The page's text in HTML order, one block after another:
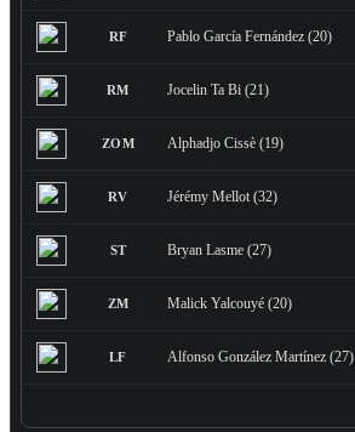
RF Pablo García Fernández (20)
RM Jocelin Ta Bi (21)
ZOM Alphadjo Cissè (19)
RV Jérémy Mellot (32)
ST Bryan Lasme (27)
ZM Malick Yalcouyé (20)
LF Alfonso González Martínez (27)